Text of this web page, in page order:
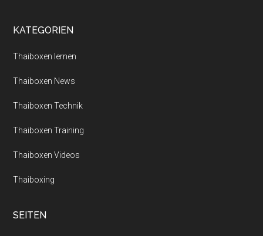
KATEGORIEN
Thaiboxen lernen
Thaiboxen News
Thaiboxen Technik
Thaiboxen Training
Thaiboxen Videos
Thaiboxing
SEITEN